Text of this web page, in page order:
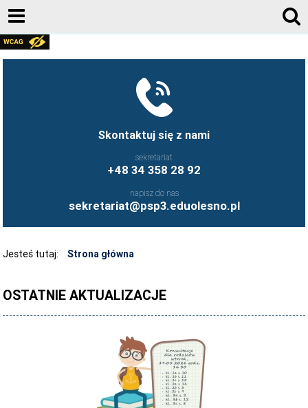
Skontaktuj się z nami
sekretariat
+48 34 358 28 92
napisz do nas
sekretariat@psp3.eduolesno.pl
RODO
O SZKOLE
BIBLIOTEKA
Jesteś tutaj: Strona główna
OSTATNIE AKTUALIZACJE